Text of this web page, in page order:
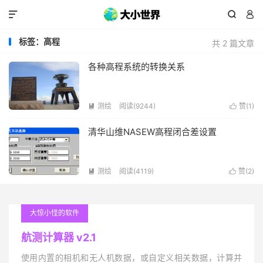
 

共 2 篇文章
标签：高程
各种高程系统的转换关系
 赞(1 )
 测绘 阅读(9244)
清华山维NASEW高程闭合差设置
 赞(2)
 测绘 阅读(4119)
大惊小怪的软件
航测计算器 v2.1
使用内置的相机和无人机数据，或自定义相关数据，计算并